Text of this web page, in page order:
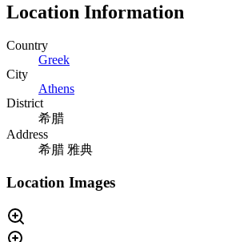
Location Information
Country
Greek
City
Athens
District
希腊
Address
希腊 雅典
Location Images